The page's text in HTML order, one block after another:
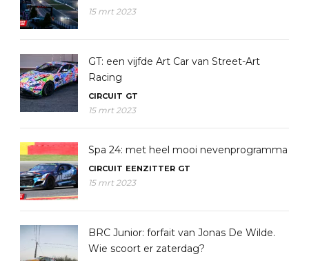
15 mrt 2023
GT: een vijfde Art Car van Street-Art
Racing
CIRCUIT GT
15 mrt 2023
Spa 24: met heel mooi nevenprogramma
CIRCUIT EENZITTER GT
15 mrt 2023
BRC Junior: forfait van Jonas De Wilde.
Wie scoort er zaterdag?